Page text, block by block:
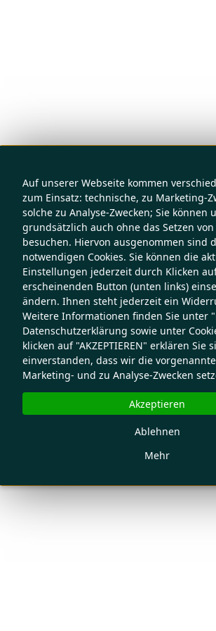
Auf unserer Webseite kommen
zum Einsatz: technische, zu Marketing-
solche zu Analyse-Zwecken; Sie können
grundsätzlich auch ohne das Setzen von
besuchen. Hiervon ausgenommen sind
notwendigen Cookies. Sie können die
Einstellungen jederzeit durch Klicken
erscheinenden Button (unten links)
ändern. Ihnen steht jederzeit ein
Weitere Informationen finden Sie unter
Datenschutzerklärung sowie unter
klicken auf "AKZEPTIEREN" erklären Sie
einverstanden, dass wir die
Marketing- und zu Analyse-Zwecken
Mehr
Ablehnen
Akzeptieren